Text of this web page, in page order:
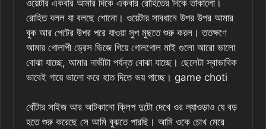
ওয়েটার একবার আমার দিকে একবার রোহিতের দিকে তাকালো।
রোহিত বলল যা বলছে শোনো। ওয়েটার সাবধানে উপর উপর আমার
বুক আর পেটের উপর পরে যাওয়া সুপ মুছতে শুরু করল। ততক্ষণে
আমার গোলাপী ড্রেস ভিজে গিয়ে গোলগোল মাই গুলো আরো ভালো
বোঝা যাচ্ছে, আমার নাভীটা পর্যন্ত বোঝা যাচ্ছে। ছেলেটা স্বাভাবিক
ভাবেই গায়ে ভালো করে হাত দিতে ভয় পাচ্ছে। game choti
বোঁটার সাইজ আর আটকানো ক্লিপ দুটো দেখে ওর ল্যাওড়াও যে বড়
হতে শুরু করেছে সে আমি বুঝতে পারছি। আমি ওকে চোখ মেরে